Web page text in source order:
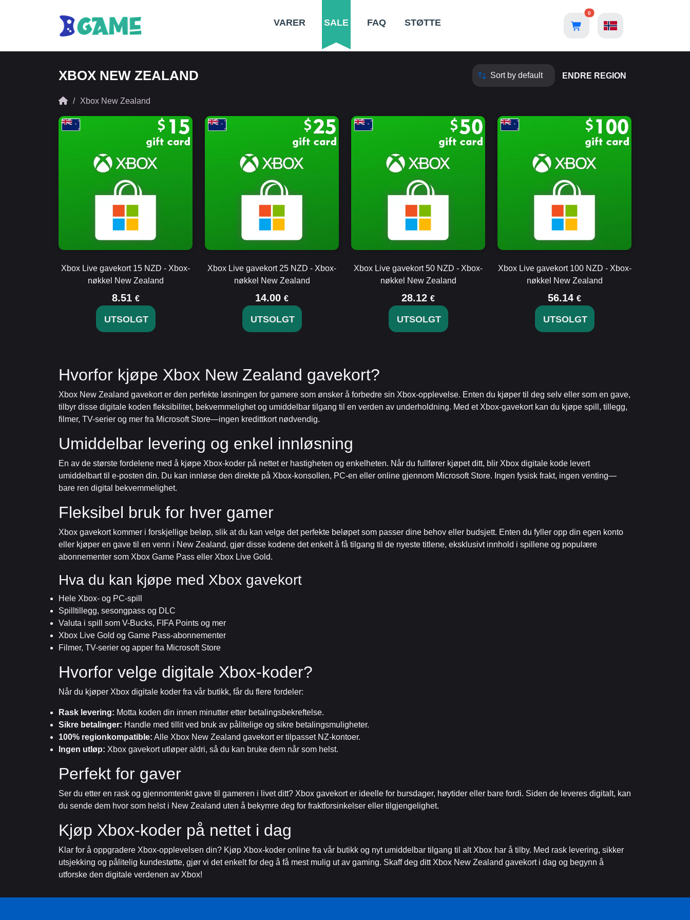
VARER SALE FAQ STØTTE
0
XBOX NEW ZEALAND ENDRE REGION
Xbox New Zealand
Xbox Live gavekort 15 NZD - Xbox-
nøkkel New Zealand
8.51 €
UTSOLGT
Xbox Live gavekort 25 NZD - Xbox-
nøkkel New Zealand
14.00 €
UTSOLGT
Xbox Live gavekort 50 NZD - Xbox-
nøkkel New Zealand
28.12 €
UTSOLGT
Xbox Live gavekort 100 NZD - Xbox-
nøkkel New Zealand
56.14 €
UTSOLGT
Hvorfor kjøpe Xbox New Zealand gavekort?
Xbox New Zealand gavekort er den perfekte løsningen for gamere som ønsker å forbedre sin Xbox-opplevelse. Enten du kjøper til deg selv eller som en gave,
tilbyr disse digitale koden fleksibilitet, bekvemmelighet og umiddelbar tilgang til en verden av underholdning. Med et Xbox-gavekort kan du kjøpe spill, tillegg,
filmer, TV-serier og mer fra Microsoft Store—ingen kredittkort nødvendig.
Umiddelbar levering og enkel innløsning
En av de største fordelene med å kjøpe Xbox-koder på nettet er hastigheten og enkelheten. Når du fullfører kjøpet ditt, blir Xbox digitale kode levert
umiddelbart til e-posten din. Du kan innløse den direkte på Xbox-konsollen, PC-en eller online gjennom Microsoft Store. Ingen fysisk frakt, ingen venting—
bare ren digital bekvemmelighet.
Fleksibel bruk for hver gamer
Xbox gavekort kommer i forskjellige beløp, slik at du kan velge det perfekte beløpet som passer dine behov eller budsjett. Enten du fyller opp din egen konto
eller kjøper en gave til en venn i New Zealand, gjør disse kodene det enkelt å få tilgang til de nyeste titlene, eksklusivt innhold i spillene og populære
abonnementer som Xbox Game Pass eller Xbox Live Gold.
Hva du kan kjøpe med Xbox gavekort
Hele Xbox- og PC-spill
Spilltillegg, sesongpass og DLC
Valuta i spill som V-Bucks, FIFA Points og mer
Xbox Live Gold og Game Pass-abonnementer
Filmer, TV-serier og apper fra Microsoft Store
Hvorfor velge digitale Xbox-koder?
Når du kjøper Xbox digitale koder fra vår butikk, får du flere fordeler:
Rask levering: Motta koden din innen minutter etter betalingsbekreftelse.
Sikre betalinger: Handle med tillit ved bruk av pålitelige og sikre betalingsmuligheter.
100% regionkompatible: Alle Xbox New Zealand gavekort er tilpasset NZ-kontoer.
Ingen utløp: Xbox gavekort utløper aldri, så du kan bruke dem når som helst.
Perfekt for gaver
Ser du etter en rask og gjennomtenkt gave til gameren i livet ditt? Xbox gavekort er ideelle for bursdager, høytider eller bare fordi. Siden de leveres digitalt, kan
du sende dem hvor som helst i New Zealand uten å bekymre deg for fraktforsinkelser eller tilgjengelighet.
Kjøp Xbox-koder på nettet i dag
Klar for å oppgradere Xbox-opplevelsen din? Kjøp Xbox-koder online fra vår butikk og nyt umiddelbar tilgang til alt Xbox har å tilby. Med rask levering, sikker
utsjekking og pålitelig kundestøtte, gjør vi det enkelt for deg å få mest mulig ut av gaming. Skaff deg ditt Xbox New Zealand gavekort i dag og begynn å
utforske den digitale verdenen av Xbox!